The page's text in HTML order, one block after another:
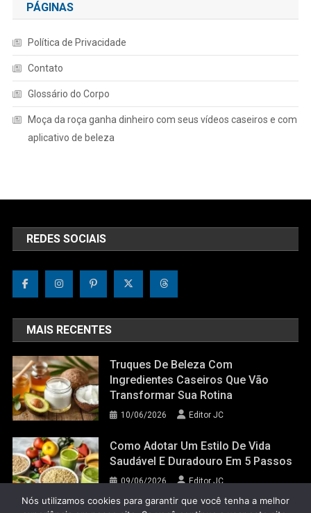
PÁGINAS
Política de Privacidade
Contato
Glossário do Corpo
Moça da roça ganha dinheiro com seus vídeos caseiros e com
aplicativo de beleza
REDES SOCIAIS
MAIS RECENTES
Truques De Beleza Com
Ingredientes Caseiros Que Vão
Transformar Sua Rotina
10/06/2026 Editor JC
Como Adotar Um Estilo De Vida
Saudável E Duradouro Em 5 Passos
09/06/2026 Editor JC
Nós utilizamos cookies para garantir que você tenha a melhor